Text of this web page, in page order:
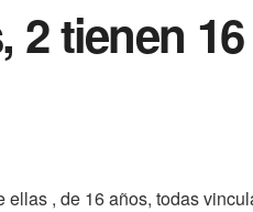
2 tienen
, de 16 años, todas